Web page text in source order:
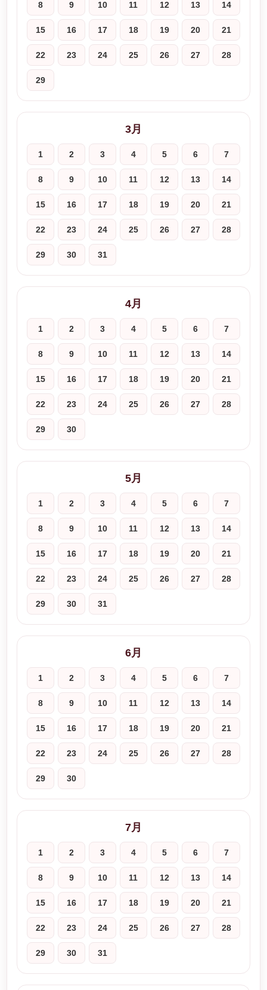
8 9 10 11 12 13 14
15 16 17 18 19 20 21
22 23 24 25 26 27 28
29
3月
1 2 3 4 5 6 7
8 9 10 11 12 13 14
15 16 17 18 19 20 21
22 23 24 25 26 27 28
29 30 31
4月
1 2 3 4 5 6 7
8 9 10 11 12 13 14
15 16 17 18 19 20 21
22 23 24 25 26 27 28
29 30
5月
1 2 3 4 5 6 7
8 9 10 11 12 13 14
15 16 17 18 19 20 21
22 23 24 25 26 27 28
29 30 31
6月
1 2 3 4 5 6 7
8 9 10 11 12 13 14
15 16 17 18 19 20 21
22 23 24 25 26 27 28
29 30
7月
1 2 3 4 5 6 7
8 9 10 11 12 13 14
15 16 17 18 19 20 21
22 23 24 25 26 27 28
29 30 31